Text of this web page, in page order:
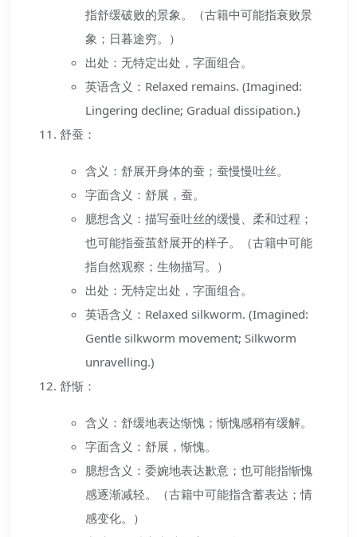
指舒缓破败的景象。（古籍中可能指衰败景
象；日暮途穷。）
出处：无特定出处，字面组合。
英语含义：Relaxed remains. (Imagined:
Lingering decline; Gradual dissipation.)
舒蚕：
含义：舒展开身体的蚕；蚕慢慢吐丝。
字面含义：舒展，蚕。
臆想含义：描写蚕吐丝的缓慢、柔和过程；
也可能指蚕茧舒展开的样子。（古籍中可能
指自然观察；生物描写。）
出处：无特定出处，字面组合。
英语含义：Relaxed silkworm. (Imagined:
Gentle silkworm movement; Silkworm
unravelling.)
舒惭：
含义：舒缓地表达惭愧；惭愧感稍有缓解。
字面含义：舒展，惭愧。
臆想含义：委婉地表达歉意；也可能指惭愧
感逐渐减轻。（古籍中可能指含蓄表达；情
感变化。）